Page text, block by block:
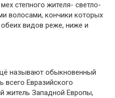
степного жителя- светло-
волосами, кончики которых
видов реже, ниже и
называют обыкновенный
всего Евразийского
житель Западной Европы,